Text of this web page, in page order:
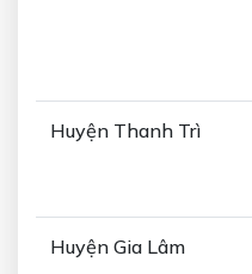
Huyện Thanh Trì
Huyện Gia Lâm